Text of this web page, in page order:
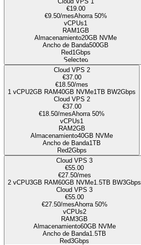
€19.00
€9.50/mesAhorra 50%
vCPUs1
RAM 1GB
Almacenamiento20GB NVMe
Ancho de Banda500GB
Red1Gbps
Selected
Cloud VPS 2
€37.00
€18.50/mes
1 vCPU2GB RAM40GB NVMe1TB BW2Gbps
Cloud VPS 2
€37.00
€18.50/mesAhorra 50%
vCPUs1
RAM 2GB
Almacenamiento40GB NVMe
Ancho de Banda1TB
Red2Gbps
Cloud VPS 3
€55.00
€27.50/mes
2 vCPU3GB RAM60GB NVMe1.5TB BW3Gbps
Cloud VPS 3
€55.00
€27.50/mesAhorra 50%
vCPUs2
RAM3GB
Almacenamiento60GB NVMe
Ancho de Banda1.5TB
Red3Gbps